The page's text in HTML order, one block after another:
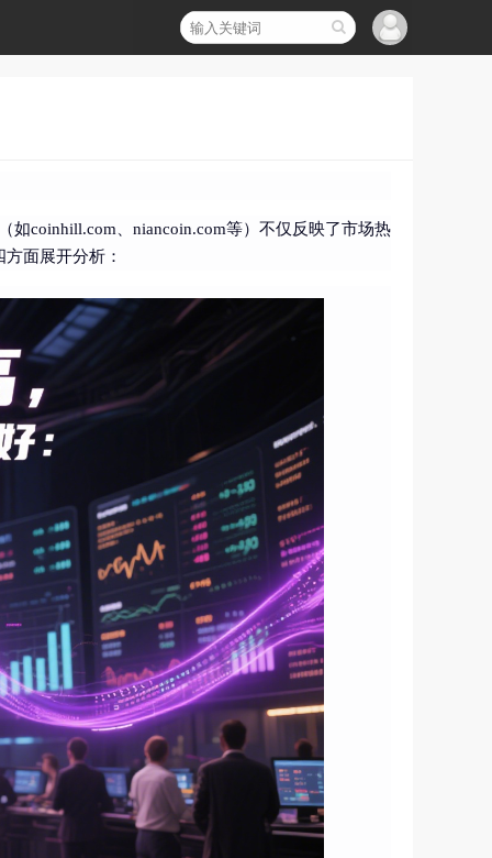
如coinhill.com、niancoin.com等）不仅反映了市场热
面展开分析：